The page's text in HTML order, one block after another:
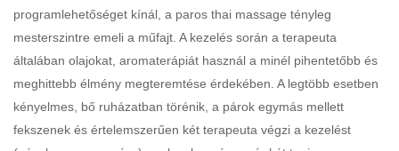
programlehetőséget kínál, a paros thai massage tényleg
mesterszintre emeli a műfajt. A kezelés során a terapeuta
általában olajokat, aromaterápiát használ a minél pihentetőbb és
meghittebb élmény megteremtése érdekében. A legtöbb esetben
kényelmes, bő ruházatban törénik, a párok egymás mellett
fekszenek és értelemszerűen két terapeuta végzi a kezelést